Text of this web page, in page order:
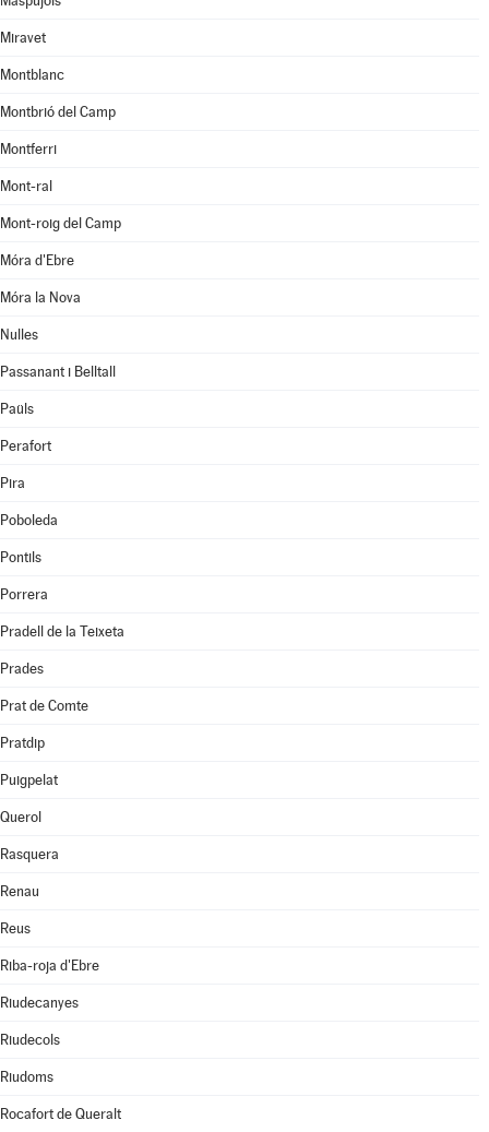
Miravet
Montblanc
Montbrió del Camp
Montferri
Mont-ral
Mont-roig del Camp
Móra d'Ebre
Móra la Nova
Nulles
Passanant i Belltall
Paüls
Perafort
Pira
Poboleda
Pontils
Porrera
Pradell de la Teixeta
Prades
Prat de Comte
Pratdip
Puigpelat
Querol
Rasquera
Renau
Reus
Riba-roja d'Ebre
Riudecanyes
Riudecols
Riudoms
Rocafort de Queralt